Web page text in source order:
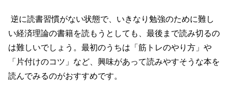
逆に読書習慣がない状態で、いきなり勉強のために難し
い経済理論の書籍を読もうとしても、最後まで読み切るの
は難しいでしょう。最初のうちは「筋トレのやり方」や
「片付けのコツ」など、興味があって読みやすそうな本を
読んでみるのがおすすめです。